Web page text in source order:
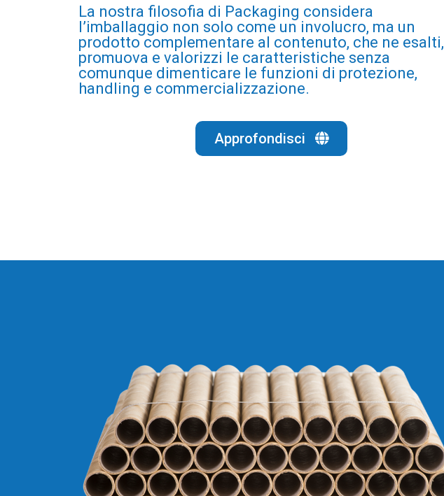
La nostra filosofia di Packaging considera
l’imballaggio non solo come un involucro, ma un
prodotto complementare al contenuto, che ne esalti,
promuova e valorizzi le caratteristiche senza
comunque dimenticare le funzioni di protezione,
handling e commercializzazione.
Approfondisci